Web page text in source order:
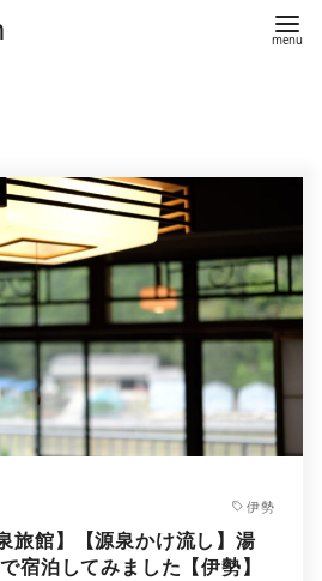
伊勢
旅館】【源泉かけ流し】湯
宿泊してみました【伊勢】